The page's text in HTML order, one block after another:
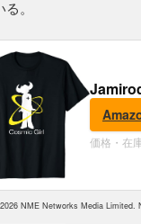
。
価格・在
NME Networks Media Limited.